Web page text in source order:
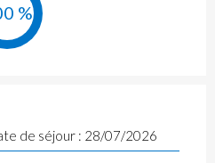
%
de séjour : 28/07/2026